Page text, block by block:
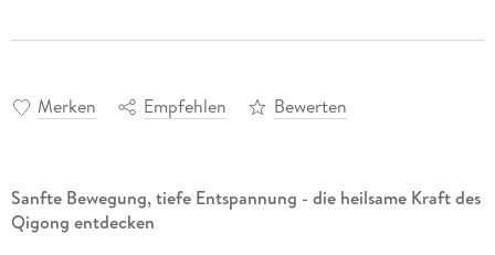
Merken Empfehlen Bewerten
Sanfte Bewegung, tiefe Entspannung - die heilsame Kraft des
Qigong entdecken